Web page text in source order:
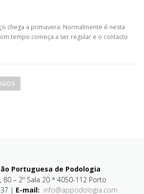
chega a primavera. Normalmente é nesta
tempo começa a ser regular e o contacto
Portuguesa de Podologia
80 – 2º Sala 20 * 4050-112 Porto
| E-mail: info@appodologia.com